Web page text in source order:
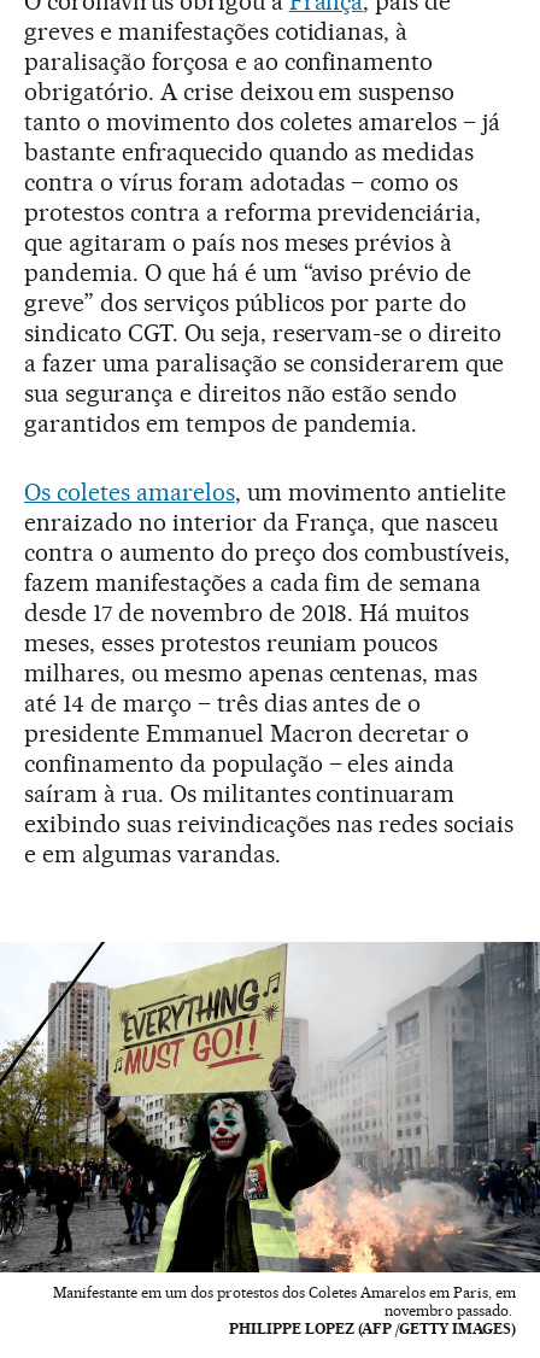
greves e manifestações cotidianas, à
paralisação forçosa e ao confinamento
obrigatório. A crise deixou em suspenso
tanto o movimento dos coletes amarelos – já
bastante enfraquecido quando as medidas
contra o vírus foram adotadas – como os
protestos contra a reforma previdenciária,
que agitaram o país nos meses prévios à
pandemia. O que há é um “aviso prévio de
greve” dos serviços públicos por parte do
sindicato CGT. Ou seja, reservam-se o direito
a fazer uma paralisação se considerarem que
sua segurança e direitos não estão sendo
garantidos em tempos de pandemia.
Os coletes amarelos, um movimento antielite
enraizado no interior da França, que nasceu
contra o aumento do preço dos combustíveis,
fazem manifestações a cada fim de semana
desde 17 de novembro de 2018. Há muitos
meses, esses protestos reuniam poucos
milhares, ou mesmo apenas centenas, mas
até 14 de março – três dias antes de o
presidente Emmanuel Macron decretar o
confinamento da população – eles ainda
saíram à rua. Os militantes continuaram
exibindo suas reivindicações nas redes sociais
e em algumas varandas.
Manifestante em um dos protestos dos Coletes Amarelos em Paris, em
novembro passado.
PHILIPPE LOPEZ (AFP /GETTY IMAGES)